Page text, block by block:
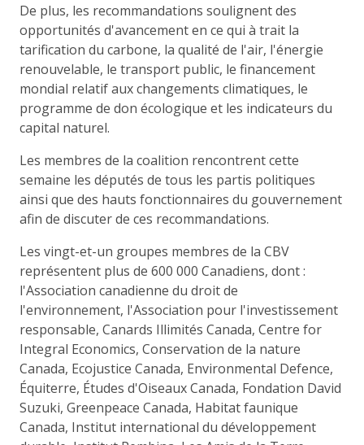
De plus, les recommandations soulignent des
opportunités d'avancement en ce qui à trait la
tarification du carbone, la qualité de l'air, l'énergie
renouvelable, le transport public, le financement
mondial relatif aux changements climatiques, le
programme de don écologique et les indicateurs du
capital naturel.
Les membres de la coalition rencontrent cette
semaine les députés de tous les partis politiques
ainsi que des hauts fonctionnaires du gouvernement
afin de discuter de ces recommandations.
Les vingt-et-un groupes membres de la CBV
représentent plus de 600 000 Canadiens, dont :
l'Association canadienne du droit de
l'environnement, l'Association pour l'investissement
responsable, Canards Illimités Canada, Centre for
Integral Economics, Conservation de la nature
Canada, Ecojustice Canada, Environmental Defence,
Équiterre, Études d'Oiseaux Canada, Fondation David
Suzuki, Greenpeace Canada, Habitat faunique
Canada, Institut international du développement